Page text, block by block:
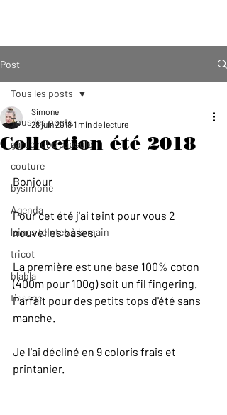
Post
Tous les posts
garde robe capsule
couture
bysimone
Agenda
laines teintes à la main
tricot
blabla
tissage
Tous les posts
Collection été 2018
Simone
28 juin 2018 1 min de lecture
Bonjour
Pour cet été j'ai teint pour vous 2
nouvelles bases.
La première est une base 100% coton
(400m pour 100g) soit un fil fingering.
Parfait pour des petits tops d'été sans
manche.
Je l'ai décliné en 9 coloris frais et
printanier.